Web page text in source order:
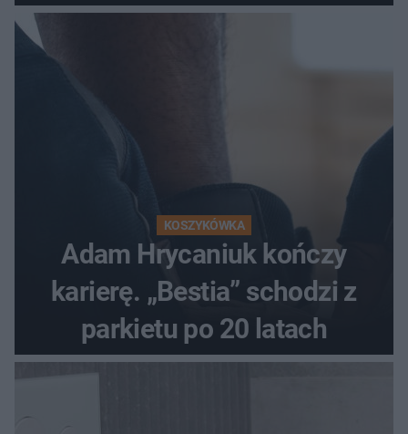
KOSZYKÓWKA
Adam Hrycaniuk kończy
karierę. „Bestia” schodzi z
parkietu po 20 latach